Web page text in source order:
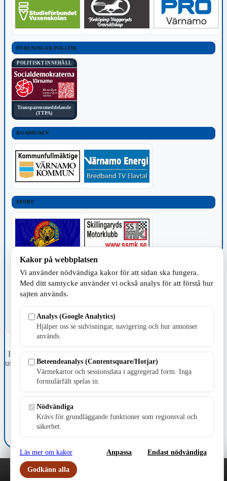
FÖRENINGAR POLITIK
POLITISKT INNEHÅLL
Transparensmeddelande
(TTPA)
KOMMUNEN
SPORT
TILLVERKNING
Fristående webbtidningsföretag grundat 1991 som sedan 2002 ger
ut tidningen Skillingaryd.nu och 2010 lanserades Värnamo.nu. Från
april 2026 omfattar Skillingaryd.nu tre kommuner: Gnosjö,
Värnamo och Vaggeryds kommun.
Kontakta oss
E-post: redaktionen@skillingaryd.nu
Postadress: Gisslaköp 1, 568 92 Skillingaryd
Kakor på webbplatsen
Vi använder nödvändiga kakor för att sidan ska fungera.
Med ditt samtycke använder vi också analys för att förstå hur
sajten används.
Analys (Google Analytics)
Hjälper oss se sidvisningar, navigering och hur annonser
används.
Beteendeanalys (Contentsquare/Hotjar)
Värmekartor och sessionsdata i aggregerad form. Inga
formulärfält spelas in.
Nödvändiga
Krävs för grundläggande funktioner som regionsval och
säkerhet.
Läs mer om kakor Anpassa Endast nödvändiga
Godkänn alla